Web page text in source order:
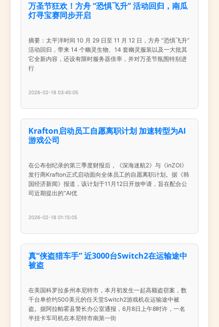
万圣节狂欢！方舟 “恐惧飞升” 活动回归，南瓜
灯寻宝赛同步开启
摘要：太平洋时间 10 月 29 日至 11 月 12 日，方舟 “恐惧飞升”
活动回归，带来 14 个幽灵生物、14 套幽灵服装以及一大批其
它全新内容，还设有限时服务器倍率，并对万圣节氛围特别进
行
2026-02-18 03:45:05
Krafton启动员工自愿离职计划 加速转型为AI
游戏公司
在公布创纪录的第三季度财报后，《深海迷航2》与《inZOI》
发行商Krafton正式启动面向全体员工的自愿离职计划。据《韩
国经济新闻》报道，该计划于11月12日开放申请，旨在配合公
司近期提出的“AI优
2026-02-18 01:15:05
真“侠盗猎车手” 近3000台Switch2在运输途中
被盗
在美国科罗拉多州本尼特市，本月初发生一起高额盗窃案，数
千台单价约500美元的任天堂Switch2游戏机在运输途中被
盗。据阿拉帕霍县警长办公室通报，6月8日上午8时许，一名
半挂卡车司机在本尼特市南第一街